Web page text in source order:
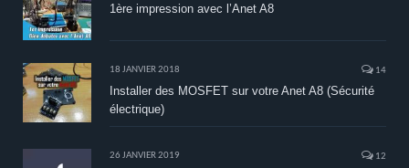
1ère impression avec l’Anet A8
18 JANVIER 2018 14
Installer des MOSFET sur votre Anet A8 (Sécurité
électrique)
26 JANVIER 2019 12